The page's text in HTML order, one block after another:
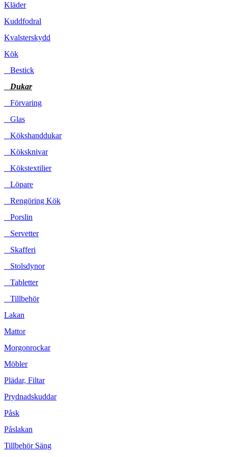
Kläder
Kuddfodral
Kvalsterskydd
Kök
Bestick
Dukar
Förvaring
Glas
Kökshanddukar
Köksknivar
Kökstextilier
Löpare
Rengöring Kök
Porslin
Servetter
Skafferi
Stolsdynor
Tabletter
Tillbehör
Lakan
Mattor
Morgonrockar
Möbler
Plädar, Filtar
Prydnadskuddar
Påsk
Påslakan
Tillbehör Säng